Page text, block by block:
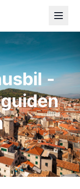
guiden för
-